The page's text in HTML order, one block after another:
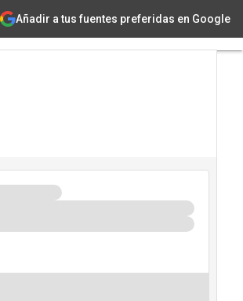
Añadir a tus fuentes preferidas en Google